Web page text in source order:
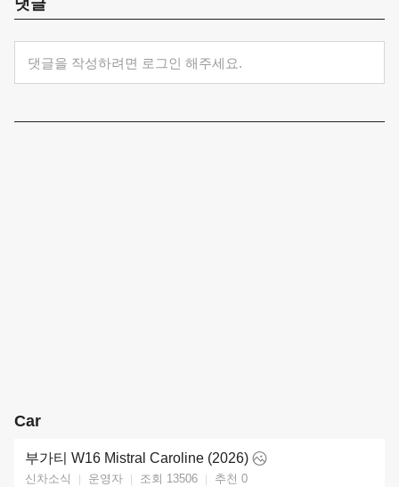
댓글을 작성하려면 로그인 해주세요.
Car
부가티 W16 Mistral Caroline (2026)
신차소식 운영자 조회 13506 추천 0